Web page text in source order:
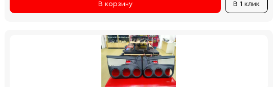
В 1 клик
В корзину